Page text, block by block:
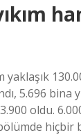
yaklaşık
5.696 bina
oldu.
hiçbir